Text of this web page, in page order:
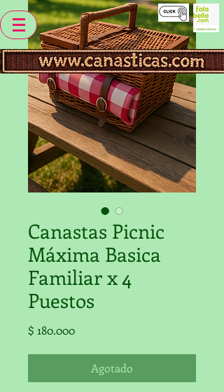
Canastas Picnic
Máxima Basica
Familiar x 4
Puestos
$ 180.000Precio
Agotado